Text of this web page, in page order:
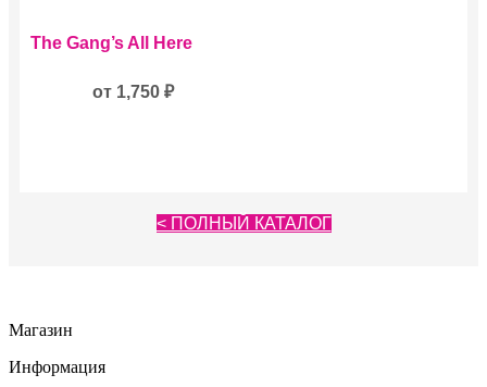
Этот
товар
несколько
The Gang’s All Here
от 1,750 ₽
< ПОЛНЫЙ КАТАЛОГ
Магазин
Информация